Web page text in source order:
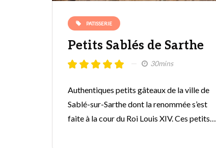
PATISSERIE
Petits Sablés de Sarthe
30mins
Authentiques petits gâteaux de la ville de
Sablé-sur-Sarthe dont la renommée s’est
faite à la cour du Roi Louis XIV. Ces petits…